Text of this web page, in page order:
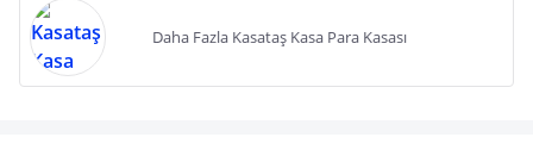
Daha Fazla Kasataş Kasa Para Kasası